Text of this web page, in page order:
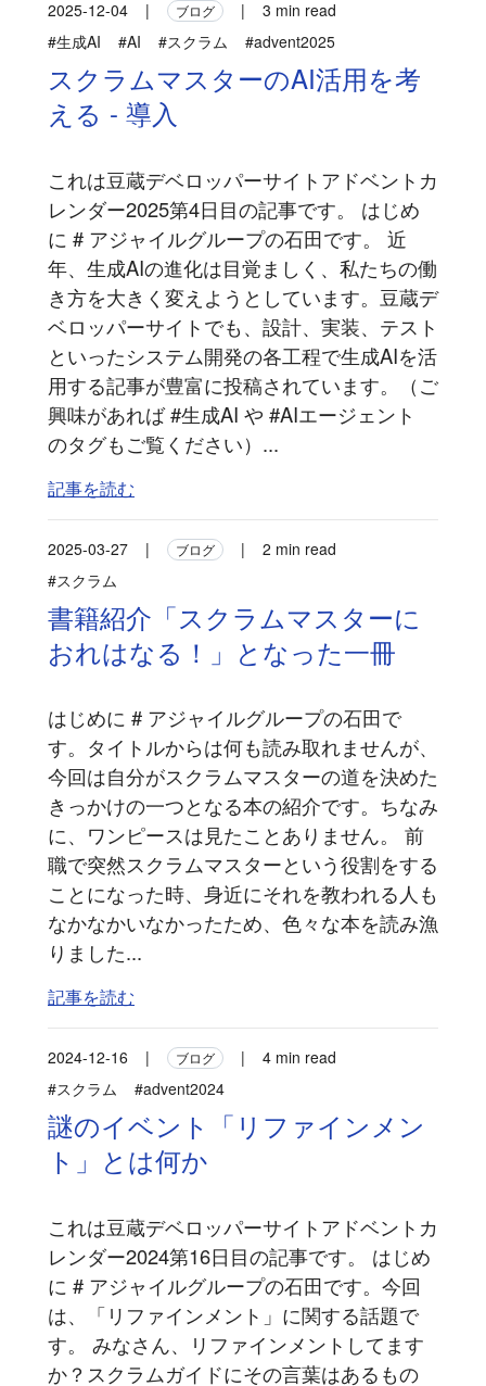
2025-12-04 | ブログ |
3 min read
#生成AI
#AI #スクラム #advent2025
スクラムマスターのAI活用を考
える - 導入
これは豆蔵デベロッパーサイトアドベントカ
レンダー2025第4日目の記事です。 はじめ
に # アジャイルグループの石田です。 近
年、生成AIの進化は目覚ましく、私たちの働
き方を大きく変えようとしています。豆蔵デ
ベロッパーサイトでも、設計、実装、テスト
といったシステム開発の各工程で生成AIを活
用する記事が豊富に投稿されています。（ご
興味があれば #生成AI や #AIエージェント
のタグもご覧ください）...
記事を読む
2025-03-27 | ブログ |
2 min read
#スクラム
書籍紹介「スクラムマスターに
おれはなる！」となった一冊
はじめに # アジャイルグループの石田で
す。タイトルからは何も読み取れませんが、
今回は自分がスクラムマスターの道を決めた
きっかけの一つとなる本の紹介です。ちなみ
に、ワンピースは見たことありません。 前
職で突然スクラムマスターという役割をする
ことになった時、身近にそれを教われる人も
なかなかいなかったため、色々な本を読み漁
りました...
記事を読む
2024-12-16 | ブログ |
4 min read
#スクラム
#advent2024
謎のイベント「リファインメン
ト」とは何か
これは豆蔵デベロッパーサイトアドベントカ
レンダー2024第16日目の記事です。 はじめ
に # アジャイルグループの石田です。今回
は、「リファインメント」に関する話題で
す。 みなさん、リファインメントしてます
か？スクラムガイドにその言葉はあるもの